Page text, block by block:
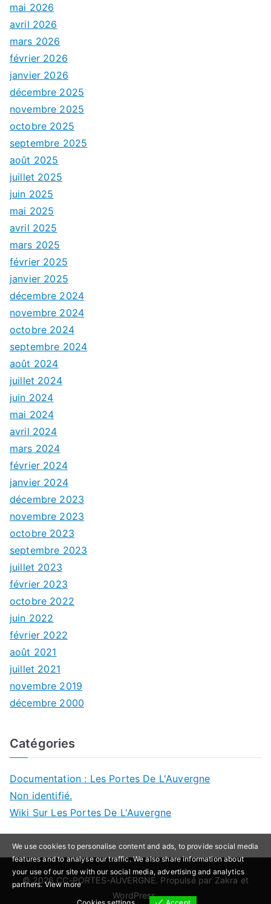
mai 2026
avril 2026
mars 2026
février 2026
janvier 2026
décembre 2025
novembre 2025
octobre 2025
septembre 2025
août 2025
juillet 2025
juin 2025
mai 2025
avril 2025
mars 2025
février 2025
janvier 2025
décembre 2024
novembre 2024
octobre 2024
septembre 2024
août 2024
juillet 2024
juin 2024
mai 2024
avril 2024
mars 2024
février 2024
janvier 2024
décembre 2023
novembre 2023
octobre 2023
septembre 2023
juillet 2023
février 2023
octobre 2022
juin 2022
février 2022
août 2021
juillet 2021
novembre 2019
décembre 2000
Catégories
Documentation : Les Portes De L'Auvergne
Non identifié.
Wiki Sur Les Portes De L'Auvergne
© 2026 CC-PORTES-AUVERGNE. Propulsé par Zakra et
WordPress.
We use cookies to personalise content and ads, to provide social media
features and to analyse our traffic. We also share information about
your use of our site with our social media, advertising and analytics
partners.View more